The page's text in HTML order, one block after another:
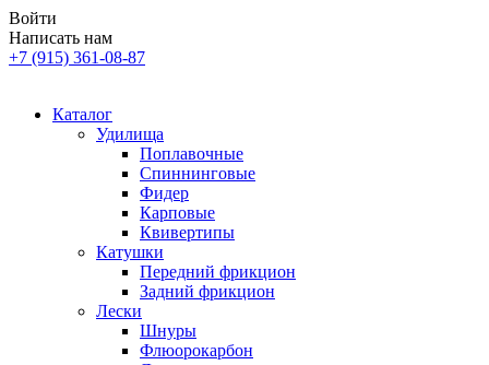
Войти
Написать нам
+7 (915) 361-08-87
Каталог
Удилища
Поплавочные
Спиннинговые
Фидер
Карповые
Квивертипы
Катушки
Передний фрикцион
Задний фрикцион
Лески
Шнуры
Флюорокарбон